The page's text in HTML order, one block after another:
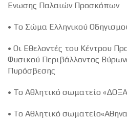
Ένωσης Παλαιών Προσκόπων
• Το Σώμα Ελληνικού
• Οι Εθελοντές του Κέντρου
Φυσικού Περιβάλλοντος
Πυρόσβεσης
• Το Αθλητικό σωματείο
• Το Αθλητικό